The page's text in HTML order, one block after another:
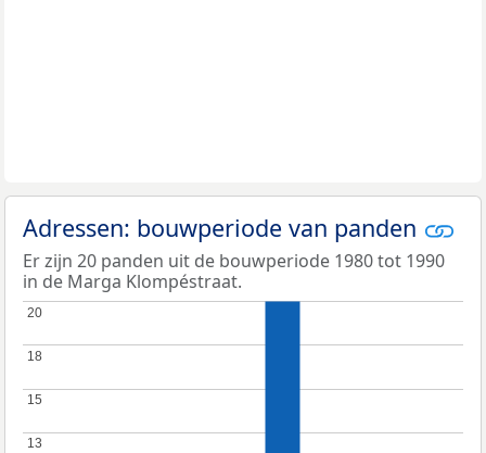
Adressen: bouwperiode van panden
Er zijn 20 panden uit de bouwperiode 1980 tot 1990
in de Marga Klompéstraat.
13
13
15
15
18
18
20
20